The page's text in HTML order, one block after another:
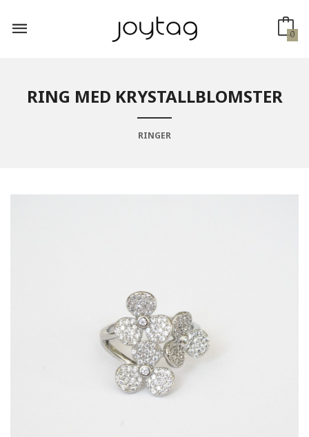
innholdet
0
RING MED KRYSTALLBLOMSTER
RINGER